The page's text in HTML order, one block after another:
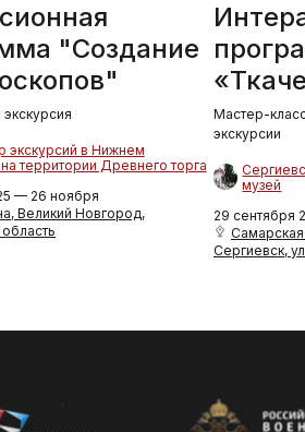
"Создание
экскурсий в Нижнем
территории Древнего торга
— 26 ноября
Великий Новгород,
Мастер-
экскурсии
музей
29 сентября
Сергиевск,